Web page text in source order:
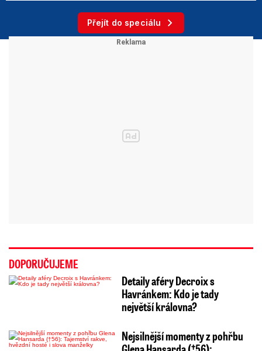
Přejít do speciálu
DOPORUČUJEME
Detaily aféry Decroix s
Havránkem: Kdo je tady
největší královna?
Nejsilnější momenty z pohřbu